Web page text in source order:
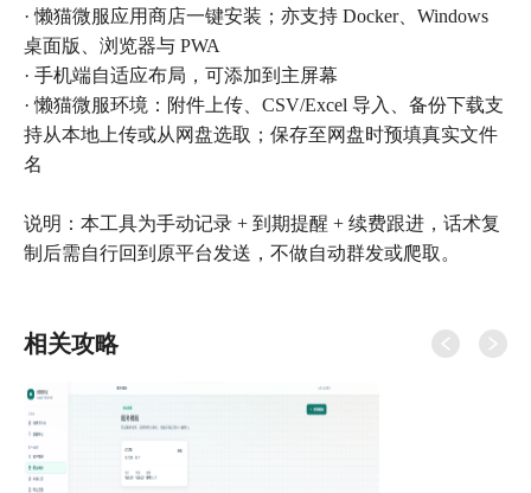
· 懒猫微服应用商店一键安装；亦支持 Docker、Windows
桌面版、浏览器与 PWA
· 手机端自适应布局，可添加到主屏幕
· 懒猫微服环境：附件上传、CSV/Excel 导入、备份下载支
持从本地上传或从网盘选取；保存至网盘时预填真实文件
名
说明：本工具为手动记录 + 到期提醒 + 续费跟进，话术复
制后需自行回到原平台发送，不做自动群发或爬取。
相关攻略